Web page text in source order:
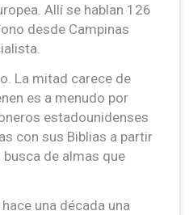
Allí se hablan 126
desde Campinas
La mitad carece de
es a menudo por
estadounidenses
con sus Biblias a partir
de almas que
una década una